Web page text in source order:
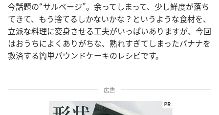
今話題の“サルベージ”。余ってしまって、少し鮮度が落ち
てきて、もう捨てるしかないかな？というような食材を、
立派な料理に変身させる工夫がいっぱいありますが、今回
はおうちによくありがちな、熟れすぎてしまったバナナを
救済する簡単パウンドケーキのレシピです。
広告